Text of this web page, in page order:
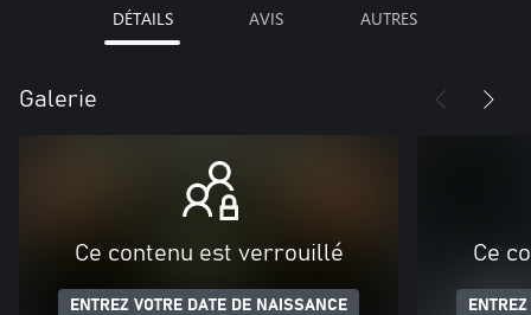
DÉTAILS AVIS AUTRES
Galerie
Ce contenu est verrouillé
ENTREZ VOTRE DATE DE NAISSANCE
Ce